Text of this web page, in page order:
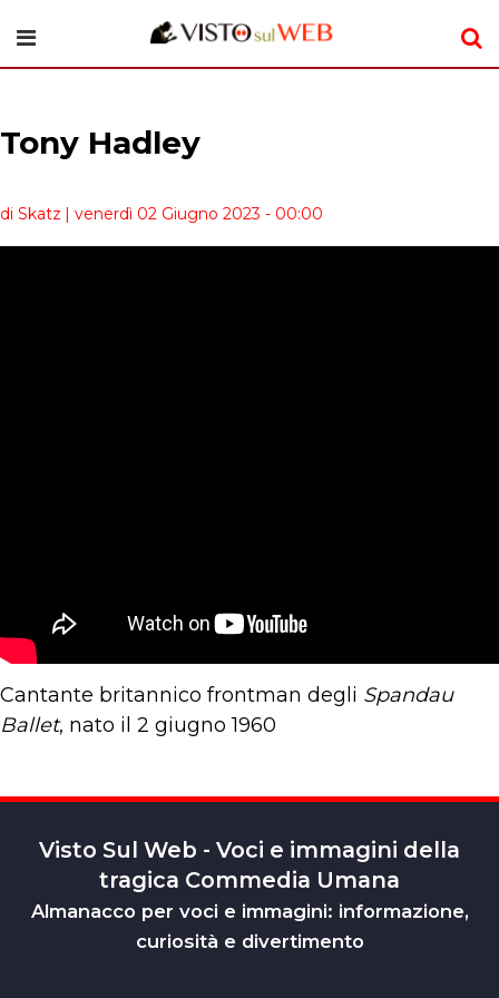
Tony Hadley
di Skatz | venerdì 02 Giugno 2023 - 00:00
Cantante britannico frontman degli Spandau
Ballet, nato il 2 giugno 1960
Visto Sul Web - Voci e immagini della
tragica Commedia Umana
Almanacco per voci e immagini: informazione,
curiosità e divertimento